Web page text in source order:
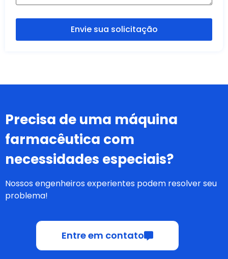
Precisa de uma máquina
farmacêutica com
necessidades especiais?
Nossos engenheiros experientes podem resolver seu
problema!
Entre em contato